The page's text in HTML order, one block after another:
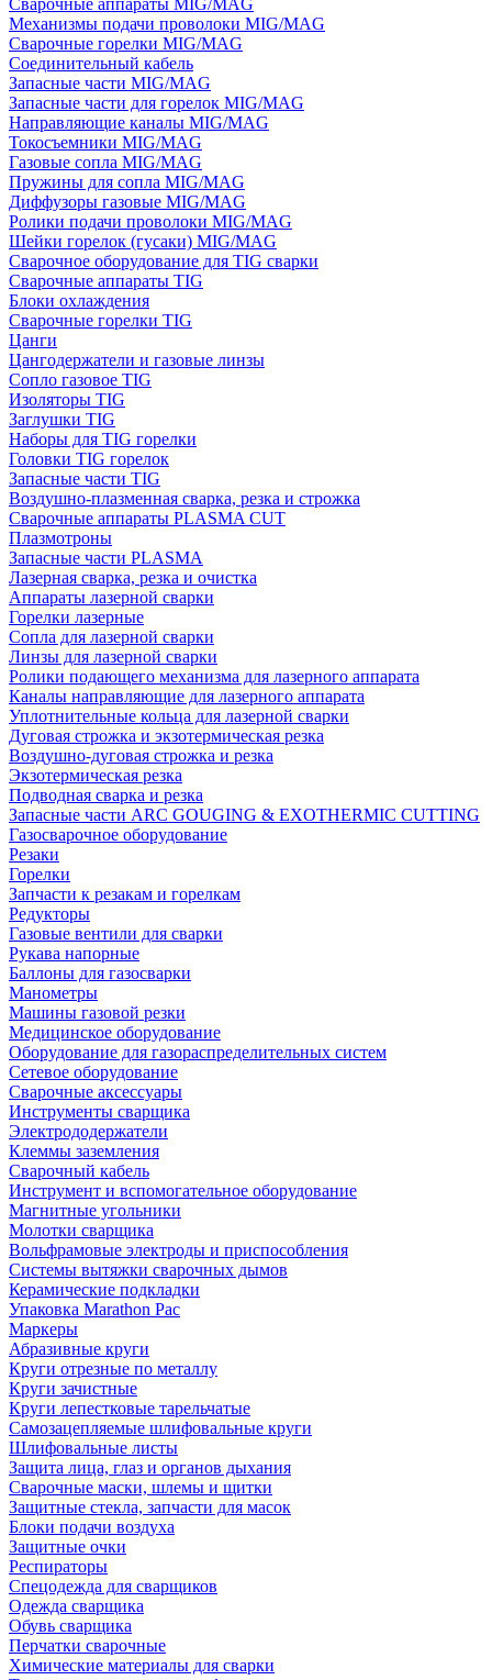
Сварочные аппараты MIG/MAG
Механизмы подачи проволоки MIG/MAG
Сварочные горелки MIG/MAG
Соединительный кабель
Запасные части MIG/MAG
Запасные части для горелок MIG/MAG
Направляющие каналы MIG/MAG
Токосъемники MIG/MAG
Газовые сопла MIG/MAG
Пружины для сопла MIG/MAG
Диффузоры газовые MIG/MAG
Ролики подачи проволоки MIG/MAG
Шейки горелок (гусаки) MIG/MAG
Сварочное оборудование для TIG сварки
Сварочные аппараты TIG
Блоки охлаждения
Сварочные горелки TIG
Цанги
Цангодержатели и газовые линзы
Сопло газовое TIG
Изоляторы TIG
Заглушки TIG
Наборы для TIG горелки
Головки TIG горелок
Запасные части TIG
Воздушно-плазменная сварка, резка и строжка
Сварочные аппараты PLASMA CUT
Плазмотроны
Запасные части PLASMA
Лазерная сварка, резка и очистка
Аппараты лазерной сварки
Горелки лазерные
Сопла для лазерной сварки
Линзы для лазерной сварки
Ролики подающего механизма для лазерного аппарата
Каналы направляющие для лазерного аппарата
Уплотнительные кольца для лазерной сварки
Дуговая строжка и экзотермическая резка
Воздушно-дуговая строжка и резка
Экзотермическая резка
Подводная сварка и резка
Запасные части ARC GOUGING & EXOTHERMIC CUTTING
Газосварочное оборудование
Резаки
Горелки
Запчасти к резакам и горелкам
Редукторы
Газовые вентили для сварки
Рукава напорные
Баллоны для газосварки
Манометры
Машины газовой резки
Медицинское оборудование
Оборудование для газораспределительных систем
Сетевое оборудование
Сварочные аксессуары
Инструменты сварщика
Электрододержатели
Клеммы заземления
Сварочный кабель
Инструмент и вспомогательное оборудование
Магнитные угольники
Молотки сварщика
Вольфрамовые электроды и приспособления
Системы вытяжки сварочных дымов
Керамические подкладки
Упаковка Marathon Pac
Маркеры
Абразивные круги
Круги отрезные по металлу
Круги зачистные
Круги лепестковые тарельчатые
Самозацепляемые шлифовальные круги
Шлифовальные листы
Защита лица, глаз и органов дыхания
Сварочные маски, шлемы и щитки
Защитные стекла, запчасти для масок
Блоки подачи воздуха
Защитные очки
Респираторы
Спецодежда для сварщиков
Одежда сварщика
Обувь сварщика
Перчатки сварочные
Химические материалы для сварки